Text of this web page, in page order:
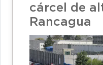
cárcel de
Rancagua